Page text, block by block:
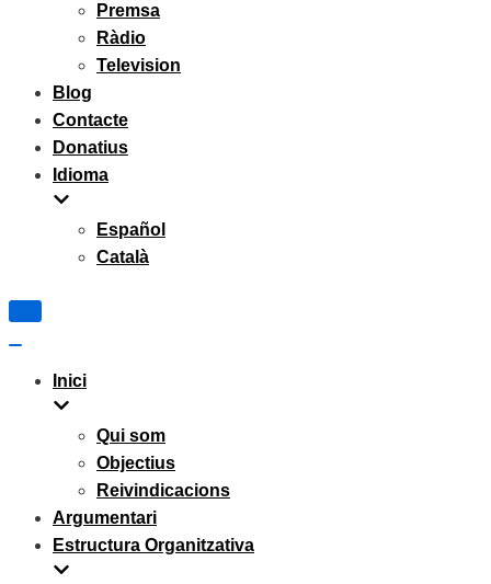
Premsa
Ràdio
Television
Blog
Contacte
Donatius
Idioma
Español
Català
Navigation
Inici
Qui som
Objectius
Reivindicacions
Argumentari
Estructura Organitzativa